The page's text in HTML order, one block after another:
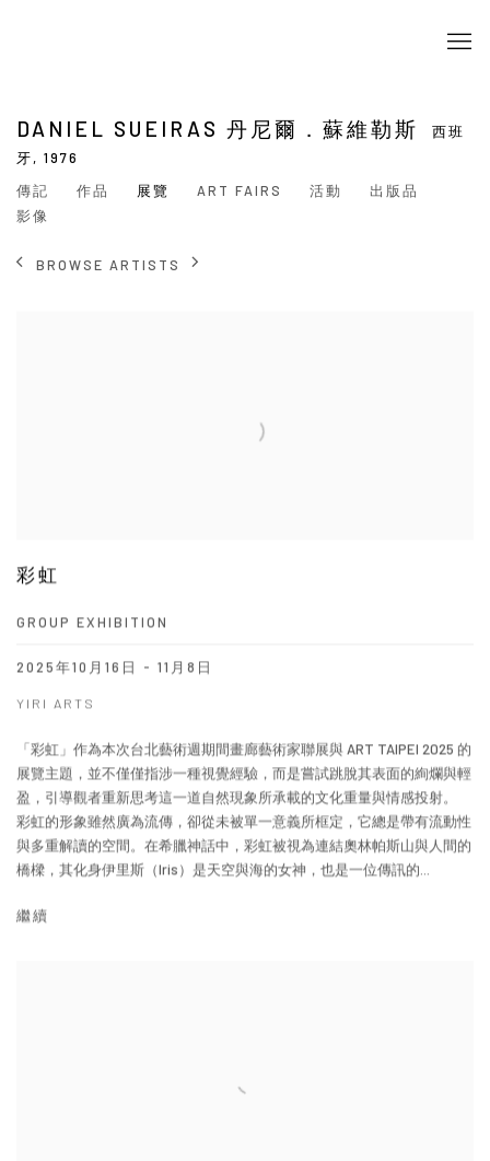
DANIEL SUEIRAS 丹尼爾．蘇維勒斯
西班
牙, 1976
傳記
作品 展覽 ART FAIRS 活動
出版品
影像
BROWSE ARTISTS
彩虹
GROUP EXHIBITION
2025年10月16日 - 11月8日
YIRI ARTS
「彩虹」作為本次台北藝術週期間畫廊藝術家聯展與 ART TAIPEI 2025 的
展覽主題，並不僅僅指涉一種視覺經驗，而是嘗試跳脫其表面的絢爛與輕
盈，引導觀者重新思考這一道自然現象所承載的文化重量與情感投射。
彩虹的形象雖然廣為流傳，卻從未被單一意義所框定，它總是帶有流動性
與多重解讀的空間。在希臘神話中，彩虹被視為連結奧林帕斯山與人間的
橋樑，其化身伊里斯（Iris）是天空與海的女神，也是一位傳訊的...
繼續